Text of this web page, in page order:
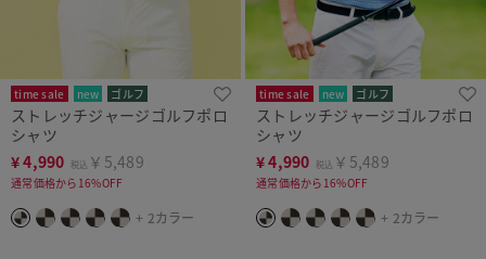
time sale new ゴルフ
ストレッチジャージゴルフポロ
シャツ
¥4,990 税込 ￥5,489
通常価格から16%OFF
+ 2カラー
time sale new ゴルフ
ストレッチジャージゴルフポロ
シャツ
¥4,990 税込 ￥5,489
通常価格から16%OFF
+ 2カラー